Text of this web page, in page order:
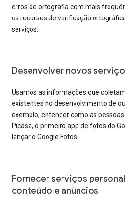
erros de ortografia com mais
os recursos de verificação
serviços.
Desenvolver novos
Usamos as informações que
existentes no desenvolvimento de
exemplo, entender como as
Picasa, o primeiro app de fotos do
lançar o Google Fotos.
Fornecer serviços
conteúdo e anúncios